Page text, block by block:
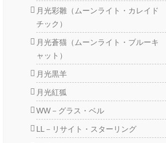
月光彩雛（ムーンライト・カレイド
チック）
月光蒼猫（ムーンライト・ブルーキ
ャット）
月光黒羊
月光紅狐
WW－グラス・ベル
LL－リサイト・スターリング